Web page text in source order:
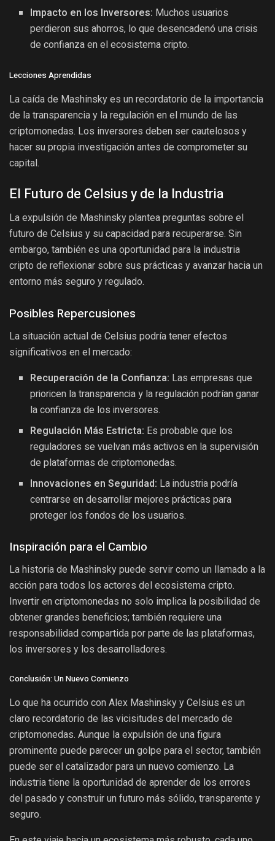
Impacto en los Inversores: Muchos usuarios
perdieron sus ahorros, lo que desencadenó una crisis
de confianza en el ecosistema cripto.
Lecciones Aprendidas
La caída de Mashinsky es un recordatorio de la importancia
de la transparencia y la regulación en el mundo de las
criptomonedas. Los inversores deben ser cautelosos y
hacer su propia investigación antes de comprometer su
capital.
El Futuro de Celsius y de la Industria
La expulsión de Mashinsky plantea preguntas sobre el
futuro de Celsius y su capacidad para recuperarse. Sin
embargo, también es una oportunidad para la industria
cripto de reflexionar sobre sus prácticas y avanzar hacia un
entorno más seguro y regulado.
Posibles Repercusiones
La situación actual de Celsius podría tener efectos
significativos en el mercado:
Recuperación de la Confianza: Las empresas que
prioricen la transparencia y la regulación podrían ganar
la confianza de los inversores.
Regulación Más Estricta: Es probable que los
reguladores se vuelvan más activos en la supervisión
de plataformas de criptomonedas.
Innovaciones en Seguridad: La industria podría
centrarse en desarrollar mejores prácticas para
proteger los fondos de los usuarios.
Inspiración para el Cambio
La historia de Mashinsky puede servir como un llamado a la
acción para todos los actores del ecosistema cripto.
Invertir en criptomonedas no solo implica la posibilidad de
obtener grandes beneficios; también requiere una
responsabilidad compartida por parte de las plataformas,
los inversores y los desarrolladores.
Conclusión: Un Nuevo Comienzo
Lo que ha ocurrido con Alex Mashinsky y Celsius es un
claro recordatorio de las vicisitudes del mercado de
criptomonedas. Aunque la expulsión de una figura
prominente puede parecer un golpe para el sector, también
puede ser el catalizador para un nuevo comienzo. La
industria tiene la oportunidad de aprender de los errores
del pasado y construir un futuro más sólido, transparente y
seguro.